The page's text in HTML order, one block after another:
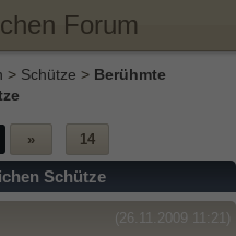
Forum
> Schütze > Berühmte
» 14
Schütze
(26.11.2009 11:21)